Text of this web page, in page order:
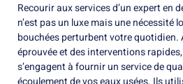
Recourir aux services d’un expert en
n’est pas un luxe mais une nécessité
bouchées perturbent votre quotidien.
éprouvée et des interventions
s’engagent à fournir un service de